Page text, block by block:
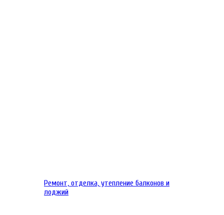
Ремонт, отделка, утепление балконов и
лоджий